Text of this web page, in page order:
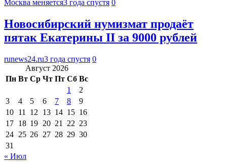
Москва меняется3 года спустя 0
Новосибирский нумизмат продаёт
пятак Екатерины II за 9000 рублей
runews24.ru3 года спустя 0
Август 2026
Пн Вт Ср Чт Пт Сб Вс
1
2
3
4 5 6 7 8
9
10 11 12 13 14 15 16
17 18 19 20 21 22 23
24 25 26 27 28 29 30
31
« Июл